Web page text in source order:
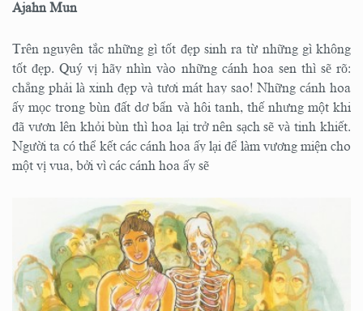
Ajahn Mun
Trên nguyên tắc những gì tốt đẹp sinh ra từ những gì không
tốt đẹp. Quý vị hãy nhìn vào những cánh hoa sen thì sẽ rõ:
chẳng phải là xinh đẹp và tươi mát hay sao! Những cánh hoa
ấy mọc trong bùn đất dơ bẩn và hôi tanh, thế nhưng một khi
đã vươn lên khỏi bùn thì hoa lại trở nên sạch sẽ và tinh khiết.
Người ta có thể kết các cánh hoa ấy lại để làm vương miện cho
một vị vua, bởi vì các cánh hoa ấy sẽ